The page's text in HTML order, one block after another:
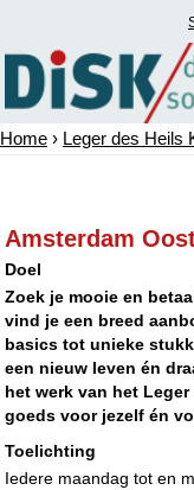
Home › Leger des Heils
Amsterdam
Doel
Zoek je mooie en
vind je een breed
basics tot unieke
een nieuw leven én
het werk van het
goeds voor jezelf én
Toelichting
Iedere maandag tot en